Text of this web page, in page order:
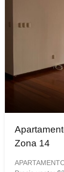
Zona 14